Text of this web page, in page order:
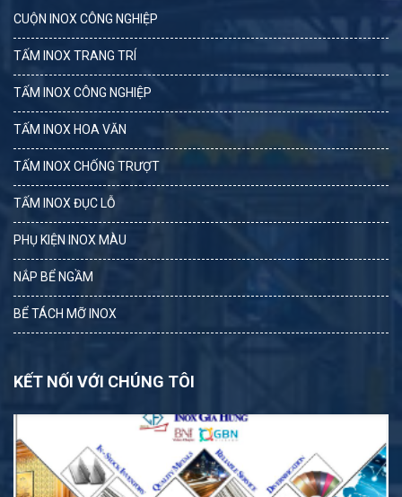
CUỘN INOX CÔNG NGHIỆP
TẤM INOX TRANG TRÍ
TẤM INOX CÔNG NGHIỆP
TẤM INOX HOA VĂN
TẤM INOX CHỐNG TRƯỢT
TẤM INOX ĐỤC LỖ
PHỤ KIỆN INOX MÀU
NẮP BỂ NGẦM
BỂ TÁCH MỠ INOX
KẾT NỐI VỚI CHÚNG TÔI